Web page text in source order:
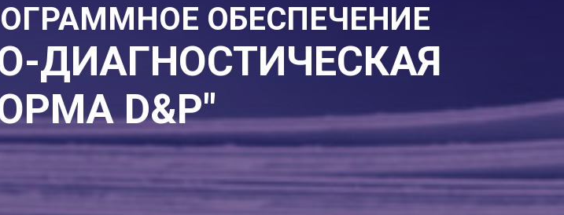
ОБЕСПЕЧЕНИЕ
ДИАГНОСТИЧЕСКАЯ
D&P"